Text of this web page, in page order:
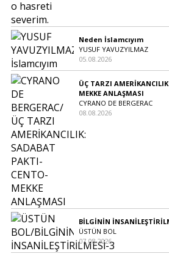
Neden İslamcıyım
YUSUF YAVUZYILMAZ
05.08.2026
ÜÇ TARZI
MEKKE ANLAŞMASI
CYRANO DE BERGERAC
08.08.2026
BİLGİNİN
ÜSTÜN BOL
07.08.2026